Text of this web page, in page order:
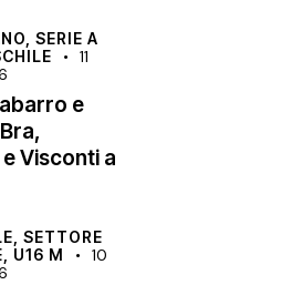
SERIE A
11
e
Visconti a
SETTORE
U16 M
10